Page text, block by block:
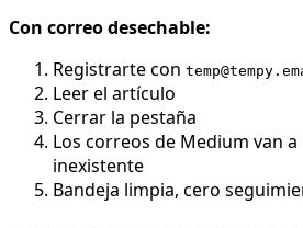
Con correo desechable:
Registrarte con
Leer el artículo
Cerrar la pestaña
Los correos de Medium van
inexistente
Bandeja limpia, cero